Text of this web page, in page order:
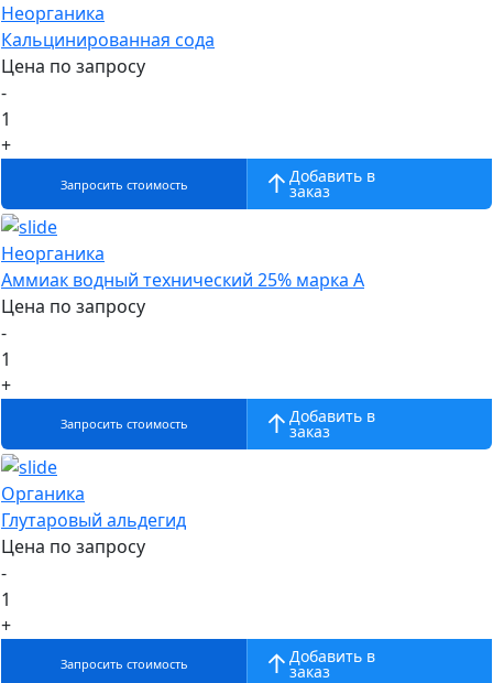
Неорганика
Кальцинированная сода
Цена по запросу
-
1
+
Запросить стоимость Добавить в
заказ
Неорганика
Аммиак водный технический 25% марка А
Цена по запросу
-
1
+
Запросить стоимость Добавить в
заказ
Органика
Глутаровый альдегид
Цена по запросу
-
1
+
Запросить стоимость Добавить в
заказ